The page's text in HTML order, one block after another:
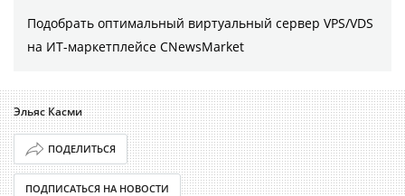
Подобрать оптимальный виртуальный сервер VPS/VDS
на ИТ-маркетплейсе CNewsMarket
Эльяс Касми
ПОДЕЛИТЬСЯ
ПОДПИСАТЬСЯ НА НОВОСТИ